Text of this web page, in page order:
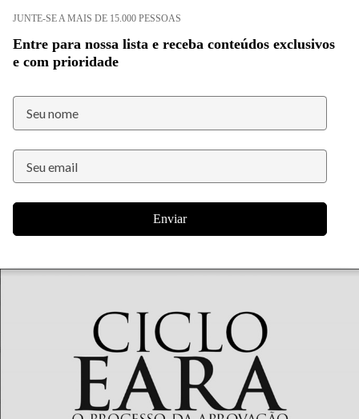
JUNTE-SE A MAIS DE 15.000 PESSOAS
Entre para nossa lista e receba conteúdos exclusivos
e com prioridade
Enviar